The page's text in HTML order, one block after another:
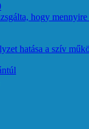
hogy
hatása a szív